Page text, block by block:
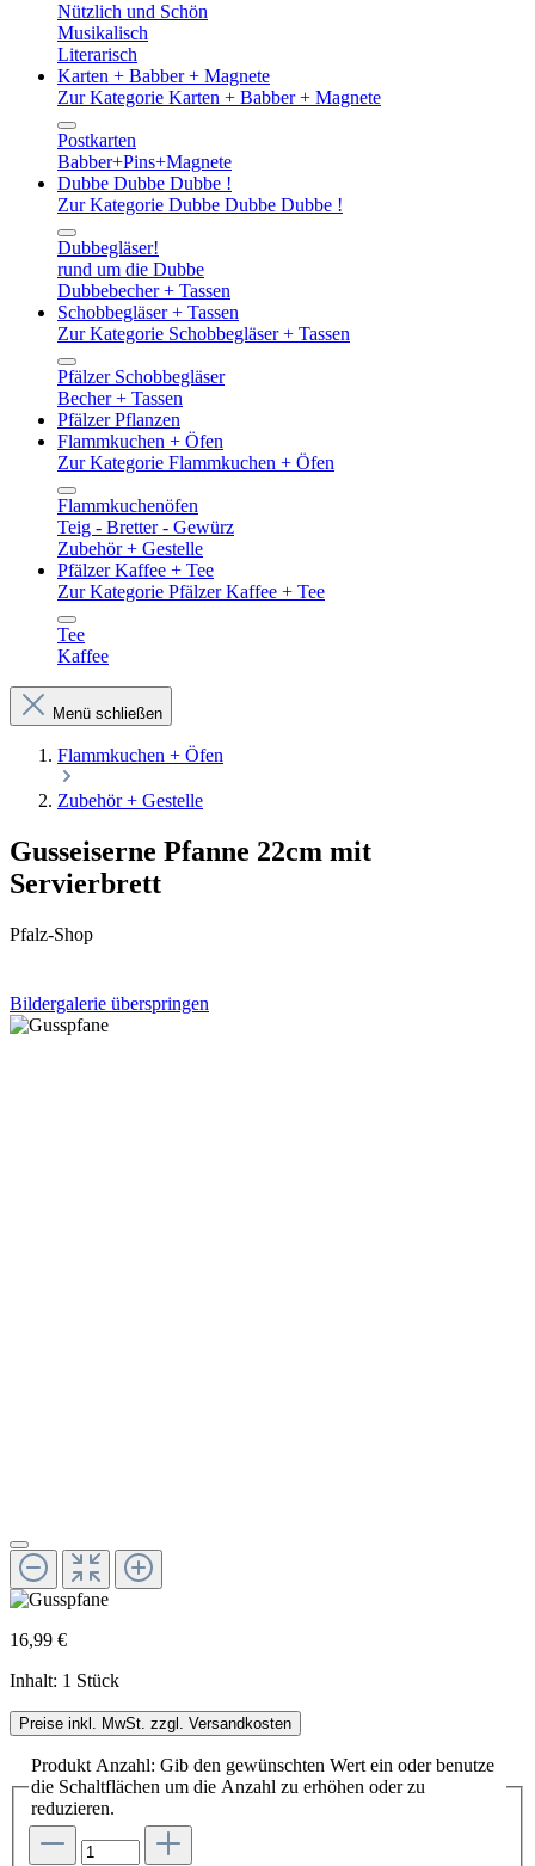
Nützlich und Schön
Musikalisch
Literarisch
Karten + Babber + Magnete
Zur Kategorie Karten + Babber + Magnete
Postkarten
Babber+Pins+Magnete
Dubbe Dubbe Dubbe !
Zur Kategorie Dubbe Dubbe Dubbe !
Dubbegläser!
rund um die Dubbe
Dubbebecher + Tassen
Schobbegläser + Tassen
Zur Kategorie Schobbegläser + Tassen
Pfälzer Schobbegläser
Becher + Tassen
Pfälzer Pflanzen
Flammkuchen + Öfen
Zur Kategorie Flammkuchen + Öfen
Flammkuchenöfen
Teig - Bretter - Gewürz
Zubehör + Gestelle
Pfälzer Kaffee + Tee
Zur Kategorie Pfälzer Kaffee + Tee
Tee
Kaffee
Menü schließen
Flammkuchen + Öfen
Zubehör + Gestelle
Gusseiserne Pfanne 22cm mit
Servierbrett
Pfalz-Shop
Bildergalerie überspringen
16,99 €
Inhalt: 1 Stück
Preise inkl. MwSt. zzgl. Versandkosten
Produkt Anzahl: Gib den gewünschten Wert ein oder benutze
die Schaltflächen um die Anzahl zu erhöhen oder zu
reduzieren.